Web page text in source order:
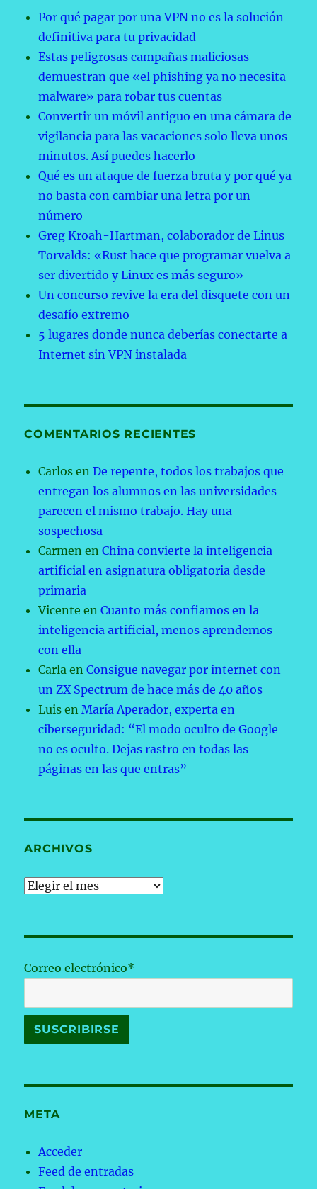
Por qué pagar por una VPN no es la solución
definitiva para tu privacidad
Estas peligrosas campañas maliciosas
demuestran que «el phishing ya no necesita
malware» para robar tus cuentas
Convertir un móvil antiguo en una cámara de
vigilancia para las vacaciones solo lleva unos
minutos. Así puedes hacerlo
Qué es un ataque de fuerza bruta y por qué ya
no basta con cambiar una letra por un
número
Greg Kroah-Hartman, colaborador de Linus
Torvalds: «Rust hace que programar vuelva a
ser divertido y Linux es más seguro»
Un concurso revive la era del disquete con un
desafío extremo
5 lugares donde nunca deberías conectarte a
Internet sin VPN instalada
COMENTARIOS RECIENTES
Carlos enDe repente, todos los trabajos que
entregan los alumnos en las universidades
parecen el mismo trabajo. Hay una
sospechosa
Carmen enChina convierte la inteligencia
artificial en asignatura obligatoria desde
primaria
Vicente enCuanto más confiamos en la
inteligencia artificial, menos aprendemos
con ella
Carla enConsigue navegar por internet con
un ZX Spectrum de hace más de 40 años
Luis enMaría Aperador, experta en
ciberseguridad: “El modo oculto de Google
no es oculto. Dejas rastro en todas las
páginas en las que entras”
ARCHIVOS
Archivos
Correo electrónico*
META
Acceder
Feed de entradas